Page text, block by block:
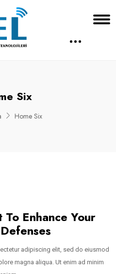
Six
Home Six
Enhance Your
adipiscing elit, sed do eiusmod
magna aliqua. Ut enim ad minim